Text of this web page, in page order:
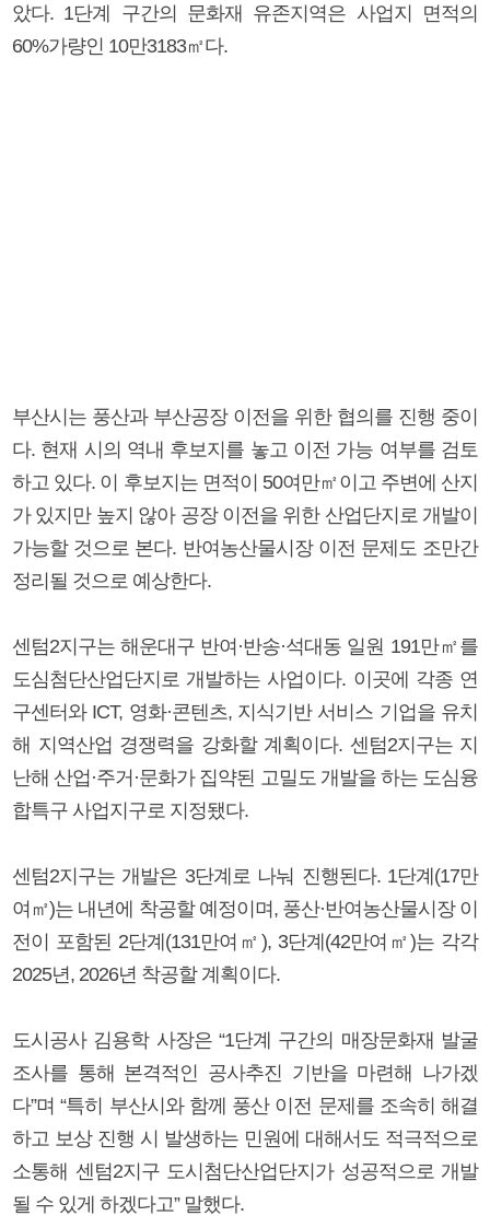
았다. 1단계 구간의 문화재 유존지역은 사업지 면적의
60%가량인 10만3183㎡다.
부산시는 풍산과 부산공장 이전을 위한 협의를 진행 중이
다. 현재 시의 역내 후보지를 놓고 이전 가능 여부를 검토
하고 있다. 이 후보지는 면적이 50여만㎡이고 주변에 산지
가 있지만 높지 않아 공장 이전을 위한 산업단지로 개발이
가능할 것으로 본다. 반여농산물시장 이전 문제도 조만간
정리될 것으로 예상한다.
센텀2지구는 해운대구 반여·반송·석대동 일원 191만㎡를
도심첨단산업단지로 개발하는 사업이다. 이곳에 각종 연
구센터와 ICT, 영화·콘텐츠, 지식기반 서비스 기업을 유치
해 지역산업 경쟁력을 강화할 계획이다. 센텀2지구는 지
난해 산업·주거·문화가 집약된 고밀도 개발을 하는 도심융
합특구 사업지구로 지정됐다.
센텀2지구는 개발은 3단계로 나눠 진행된다. 1단계(17만
여㎡)는 내년에 착공할 예정이며, 풍산·반여농산물시장 이
전이 포함된 2단계(131만여㎡), 3단계(42만여㎡)는 각각
2025년, 2026년 착공할 계획이다.
도시공사 김용학 사장은 “1단계 구간의 매장문화재 발굴
조사를 통해 본격적인 공사추진 기반을 마련해 나가겠
다”며 “특히 부산시와 함께 풍산 이전 문제를 조속히 해결
하고 보상 진행 시 발생하는 민원에 대해서도 적극적으로
소통해 센텀2지구 도시첨단산업단지가 성공적으로 개발
될 수 있게 하겠다고” 말했다.